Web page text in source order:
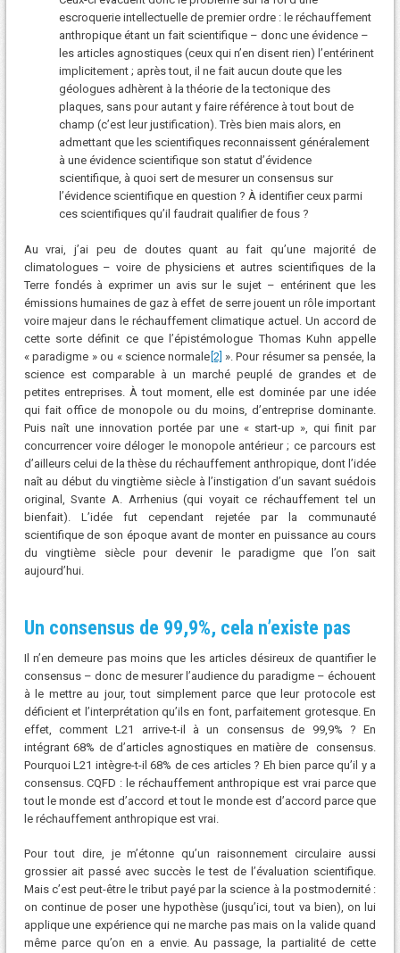
escroquerie intellectuelle de premier ordre : le réchauffement
anthropique étant un fait scientifique – donc une évidence –
les articles agnostiques (ceux qui n’en disent rien) l’entérinent
implicitement ; après tout, il ne fait aucun doute que les
géologues adhèrent à la théorie de la tectonique des
plaques, sans pour autant y faire référence à tout bout de
champ (c’est leur justification). Très bien mais alors, en
admettant que les scientifiques reconnaissent généralement
à une évidence scientifique son statut d’évidence
scientifique, à quoi sert de mesurer un consensus sur
l’évidence scientifique en question ? À identifier ceux parmi
ces scientifiques qu’il faudrait qualifier de fous ?
Au vrai, j’ai peu de doutes quant au fait qu’une majorité de
climatologues – voire de physiciens et autres scientifiques de la
Terre fondés à exprimer un avis sur le sujet – entérinent que les
émissions humaines de gaz à effet de serre jouent un rôle important
voire majeur dans le réchauffement climatique actuel. Un accord de
cette sorte définit ce que l’épistémologue Thomas Kuhn appelle
« paradigme » ou « science normale [2] ». Pour résumer sa pensée, la
science est comparable à un marché peuplé de grandes et de
petites entreprises. À tout moment, elle est dominée par une idée
qui fait office de monopole ou du moins, d’entreprise dominante.
Puis naît une innovation portée par une « start-up », qui finit par
concurrencer voire déloger le monopole antérieur ; ce parcours est
d’ailleurs celui de la thèse du réchauffement anthropique, dont l’idée
naît au début du vingtième siècle à l’instigation d’un savant suédois
original, Svante A. Arrhenius (qui voyait ce réchauffement tel un
bienfait). L’idée fut cependant rejetée par la communauté
scientifique de son époque avant de monter en puissance au cours
du vingtième siècle pour devenir le paradigme que l’on sait
aujourd’hui.
Un consensus de 99,9%, cela n’existe pas
Il n’en demeure pas moins que les articles désireux de quantifier le
consensus – donc de mesurer l’audience du paradigme – échouent
à le mettre au jour, tout simplement parce que leur protocole est
déficient et l’interprétation qu’ils en font, parfaitement grotesque. En
effet, comment L21 arrive-t-il à un consensus de 99,9% ? En
intégrant 68% de d’articles agnostiques en matière de consensus.
Pourquoi L21 intègre-t-il 68% de ces articles ? Eh bien parce qu’il y a
consensus. CQFD : le réchauffement anthropique est vrai parce que
tout le monde est d’accord et tout le monde est d’accord parce que
le réchauffement anthropique est vrai.
Pour tout dire, je m’étonne qu’un raisonnement circulaire aussi
grossier ait passé avec succès le test de l’évaluation scientifique.
Mais c’est peut-être le tribut payé par la science à la postmodernité :
on continue de poser une hypothèse (jusqu’ici, tout va bien), on lui
applique une expérience qui ne marche pas mais on la valide quand
même parce qu’on en a envie. Au passage, la partialité de cette